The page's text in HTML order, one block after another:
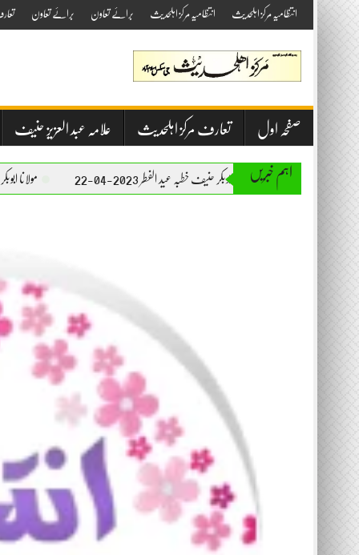
Skip
to
content
انتظامیہ مرکز اہلحدیث انتظامیہ مرکز اہلحدیث برائے تعاون برائے تعاون
صفحہ اول تعارف مرکز اہلحدیث علامہ عبد العزیز حنیف
اہم خبریں
مولانا ابوبکر حنیف خطبہ عید الفطر 2023-04-22 مولانا ابوبکر حنیف خطبہ جمعۃ